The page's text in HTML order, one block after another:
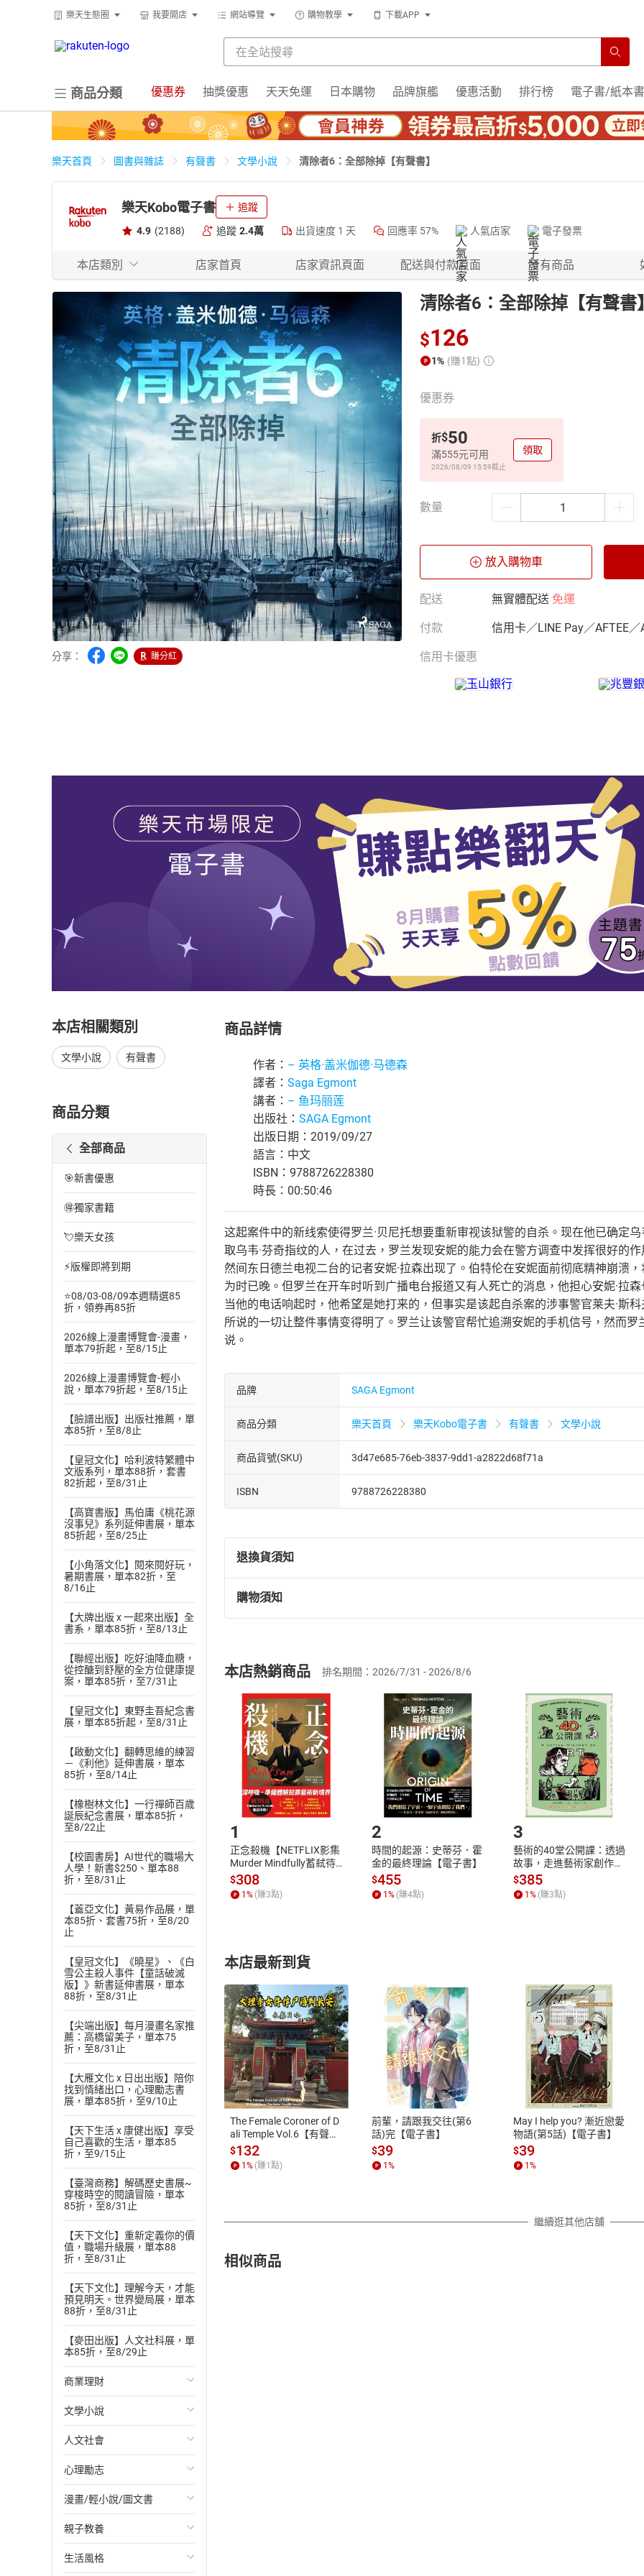
樂天生態圈 我要開店 網站導覽 購物教學 下載APP
商品分類 優惠券 抽獎優惠 天天免運 日本購物 品牌旗艦 優惠活動 排行榜 電子書/紙本書
樂天首頁 圖書與雜誌 有聲書 文學小說 清除者6：全部除掉【有聲書】
樂天Kobo電子書 追蹤
4.9 (2188) 追蹤 2.4萬 出貨速度 1 天 回應率 57% 人氣店家 電子發票
本店類別 店家首頁 店家資訊頁面 配送與付款頁面 所有商品
分享： 賺分紅
清除者6：全部除掉【有聲書
$126
1% (賺1點)
優惠券
折$50
滿555元可用
2026/08/09 15:59截止
領取
數量
放入購物車
配送 無實體配送 免運
付款 信用卡／LINE Pay／AFTEE／
信用卡優惠
本店相關類別
文學小說 有聲書
商品分類
全部商品
🎯新書優惠
🉐獨家書籍
💘樂天女孩
⚡版權即將到期
⭐08/03-08/09本週精選85
折，領券再85折
2026線上漫畫博覽會-漫畫，
單本79折起，至8/15止
2026線上漫畫博覽會-輕小
說，單本79折起，至8/15止
【臉譜出版】出版社推薦，單
本85折，至8/8止
【皇冠文化】哈利波特繁體中
文版系列，單本88折，套書
82折起，至8/31止
【高寶書版】馬伯庸《桃花源
沒事兒》系列延伸書展，單本
85折起，至8/25止
【小角落文化】閱來閱好玩，
暑期書展，單本82折，至
8/16止
【大牌出版 x 一起來出版】全
書系，單本85折，至8/13止
【聯經出版】吃好油降血糖，
從控醣到舒壓的全方位健康提
案，單本85折，至7/31止
【皇冠文化】東野圭吾紀念書
展，單本85折起，至8/31止
【啟動文化】翻轉思維的練習
－《利他》延伸書展，單本
85折，至8/14止
【橡樹林文化】一行禪師百歲
誕辰紀念書展，單本85折，
至8/22止
【校園書房】AI世代的職場大
人學！新書$250、單本88
折，至8/31止
【蓋亞文化】黃易作品展，單
本85折、套書75折，至8/20
止
【皇冠文化】《曉星》、《白
雪公主殺人事件【童話破滅
版】》新書延伸書展，單本
88折，至8/31止
【尖端出版】每月漫畫名家推
薦：高橋留美子，單本75
折，至8/31止
【大雁文化 x 日出出版】陪你
找到情緒出口，心理勵志書
展，單本85折，至9/10止
【天下生活 x 康健出版】享受
自己喜歡的生活，單本85
折，至9/15止
【臺灣商務】解碼歷史書展~
穿梭時空的閱讀冒險，單本
85折，至8/31止
【天下文化】重新定義你的價
值，職場升級展，單本88
折，至8/31止
【天下文化】理解今天，才能
預見明天。世界變局展，單本
88折，至8/31止
【麥田出版】人文社科展，單
本85折，至8/29止
商業理財
投資理財
經濟/趨勢
財務/金融
管理/領導
職場工作術
成功法
文學小說
歐美文學
日本文學
韓國文學
華文文學
經典文學
人文社會
國際關係
政治
社會科學
台灣/中國歷史
心理勵志
心靈成長/情緒
人際關係
兩性關係
漫畫/輕小說/圖文書
輕小說
奇幻/科幻
親子教養
教育現場
生活風格
商品詳情
作者： – 英格·盖米伽德·马德森
譯者： Saga Egmont
講者： – 鱼玛丽莲
出版社： SAGA Egmont
出版日期：2019/09/27
語言：中文
ISBN：9788726228380
時長：00:50:46
这起案件中的新线索使得罗兰·贝尼托想要重新审视该狱警的自杀。现在他已确定
取乌韦·芬奇指纹的人，在过去，罗兰发现安妮的能力会在警方调查中发挥很好的
然间东日德兰电视二台的记者安妮·拉森出现了。伯特伦在安妮面前彻底精神崩溃
为时已晚。但罗兰在开车时听到广播电台报道又有人死亡的消息，他担心安妮·拉
当他的电话响起时，他希望是她打来的，但事实是该起自杀案的涉事警官莱夫·斯
所说的一切让整件事情变得明了。罗兰让该警官帮忙追溯安妮的手机信号，然而
说。
品牌 SAGA Egmont
商品分類 樂天首頁 樂天Kobo電子書 有聲書 文學小說
商品貨號(SKU) 3d47e685-76eb-3837-9dd1-a2822d68f71a
ISBN 9788726228380
退換貨須知
退換貨規定：
(一)依消費者保護法第19條第1項後段暨通訊交易解除權合理例外情事適用
(二)消費者訂購本店鋪之商品即代表知悉本店鋪所銷售之商品為電子書，
且已下載/存取電子書，不得請求退貨退款。
退貨方式：您欲取消訂單或辦理退貨時，請登入樂天市場，並於「我的訂單
貨」，本店鋪將依您的申請進行審核，待審核通過後將為您辦理退款事宜。
請注意，樂天市場須以整筆訂單為單位進行取消/退貨，恕無法以單支商品取
購物須知
挑選商品
Choose
放入購物車
Shopping cart
登入帳號
Login
購書後，如何開始使用？
Step1.選擇閱讀載具 Step2.登入
付款方式
ATM轉帳、信用卡、LINE PAY、AFTEE
退換貨規範
本店是否提供消費者保護法七日猶
之權利，遽消費者保護法及通訊交
除權合理例外情事適用準則，依商
質各有不同規定。詳細退換貨說明
照各商品說明。
本店熱銷商品 排名期間：2026/7/31 - 2026/8/6
1
正念殺機【NETFLIX影集
Murder Mindfully蓄弒待
發】【電子書】
$308
1 % (賺3點)
2
時間的起源：史蒂芬．霍
金的最終理論【電子書】
$455
1 % (賺4點)
3
藝術的40堂公開課：透過
故事，走進藝術家創作現
場，看藝術如何誕生、如
何形塑人類生活【電子
書】
$385
1 % (賺3點)
本店最新到貨
The Female Coroner of D
ali Temple Vol.6【有聲
書】
$132
1 % (賺1 點)
前輩，請跟我交往(第6
話)完【電子書】
$39
1 %
May I help you? 漸近戀愛
物語(第5話)【電子書】
$39
1 %
繼續逛其他店舖
相似商品